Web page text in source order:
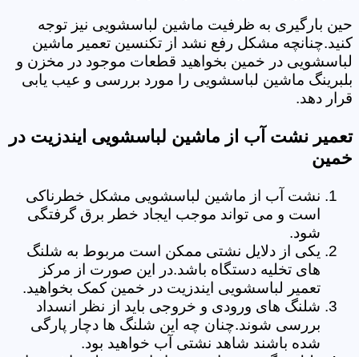
حین بارگیری به ظرفیت ماشین لباسشویی نیز توجه
کنید.چنانچه مشکل رفع نشد از تکنسین تعمیر ماشین
لباسشویی در خمین بخواهید قطعات موجود در مخزن و
بلبرینگ ماشین لباسشویی را مورد بررسی و عیب یابی
قرار دهد.
تعمیر نشت آب از ماشین لباسشویی ایندزیت در
خمین
نشت آب از ماشین لباسشویی مشکل خطرناکی
است و می تواند موجب ایجاد خطر برق گرفتگی
شود.
یکی از دلایل نشتی ممکن است مربوط به شلنگ
های تخلیه دستگاه باشد.در این صورت از مرکز
تعمیر لباسشویی ایندزیت در خمین کمک بخواهید.
شلنگ های ورودی و خروجی باید از نظر انسداد
بررسی شوند.چنان چه این شلنگ ها دچار پارگی
شده باشند شاهد نشتی آب خواهید بود.